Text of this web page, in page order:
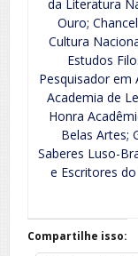
da Literatura
Ouro;
Cultura
Estudos
Pesquisador em
Academia de
Honra
Belas Artes;
Saberes Luso-
e Escritores
Compartilhe isso: